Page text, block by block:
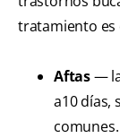
tratamiento es
Aftas—
a10 días,